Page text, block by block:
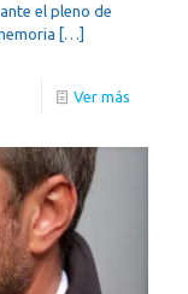
el pleno de
[…]
Ver más